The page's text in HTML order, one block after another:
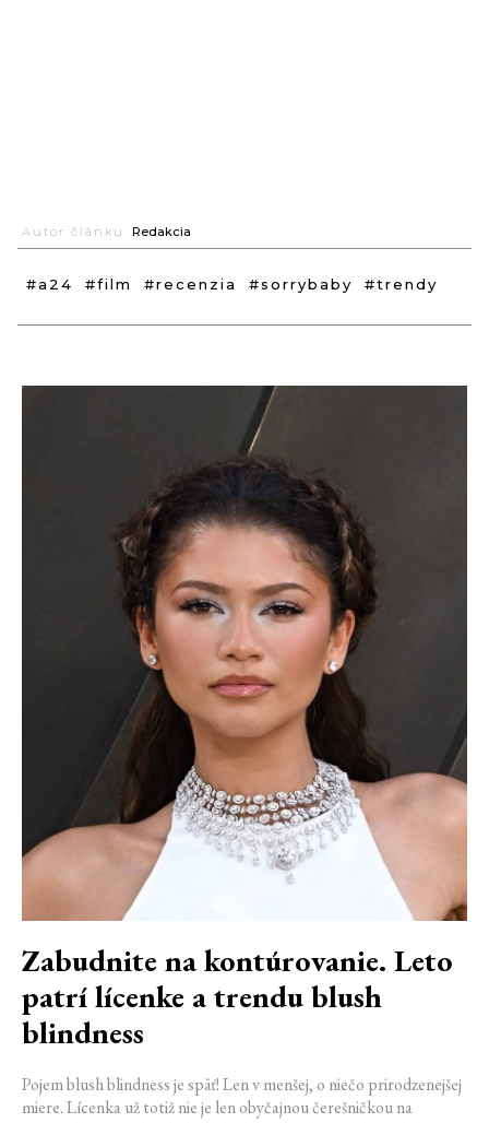
Autor článku: Redakcia
#a24 #film #recenzia #sorrybaby #trendy
Zabudnite na kontúrovanie. Leto
patrí lícenke a trendu blush
blindness
Pojem blush blindness je späť! Len v menšej, o niečo prirodzenejšej
miere. Lícenka už totiž nie je len obyčajnou čerešničkou na